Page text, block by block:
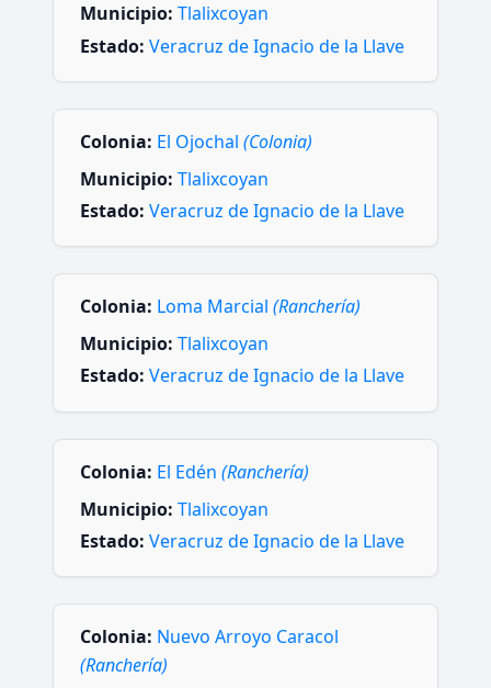
Municipio: Tlalixcoyan
Estado: Veracruz de Ignacio de la Llave
Colonia: El Ojochal (Colonia)
Municipio: Tlalixcoyan
Estado: Veracruz de Ignacio de la Llave
Colonia: Loma Marcial (Ranchería)
Municipio: Tlalixcoyan
Estado: Veracruz de Ignacio de la Llave
Colonia: El Edén (Ranchería)
Municipio: Tlalixcoyan
Estado: Veracruz de Ignacio de la Llave
Colonia: Nuevo Arroyo Caracol
(Ranchería)